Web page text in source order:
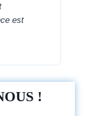
est
!